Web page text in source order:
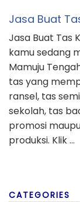
Jasa Buat
Jasa Buat Tas
kamu sedang
Mamuju
tas yang
ransel, tas
sekolah, tas
promosi
produksi. Klik …
CATEGORIES